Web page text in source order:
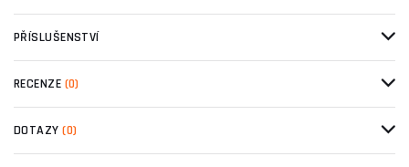
PŘÍSLUŠENSTVÍ
RECENZE (0)
DOTAZY(0)